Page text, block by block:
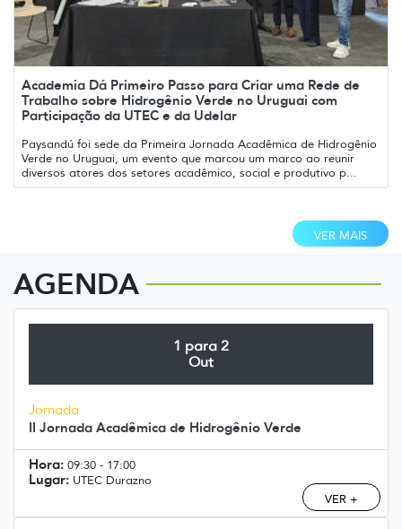
Academia Dá Primeiro Passo para Criar uma Rede de
Trabalho sobre Hidrogênio Verde no Uruguai com
Participação da UTEC e da Udelar
Paysandú foi sede da Primeira Jornada Acadêmica de Hidrogênio
Verde no Uruguai, um evento que marcou um marco ao reunir
diversos atores dos setores acadêmico, social e produtivo p...
VER MAIS
AGENDA
1 para 2
Out
Jornada
II Jornada Acadêmica de Hidrogênio Verde
Hora: 09:30 - 17:00
Lugar: UTEC Durazno
VER +